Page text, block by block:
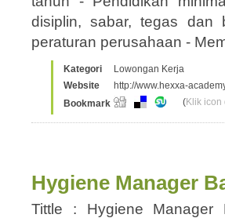
disiplin, sabar, tegas dan
peraturan perusahaan -
Kategori
Lowongan Kerja
Website
http://www.hexxa-
Bookmark
(Klik
Hygiene Manager
Tittle : Hygiene Manager